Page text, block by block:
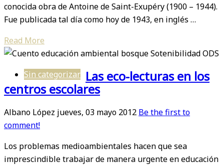
conocida obra de Antoine de Saint-Exupéry (1900 – 1944).
Fue publicada tal día como hoy de 1943, en inglés …
Read More
Sin categorizar Las eco-lecturas en los
centros escolares
Albano López jueves, 03 mayo 2012 Be the first to
comment!
Los problemas medioambientales hacen que sea
imprescindible trabajar de manera urgente en educación